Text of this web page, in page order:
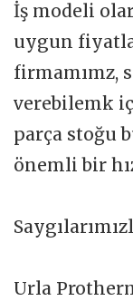
İş modeli
uygun
firmamımz,
verebilemk
parça stoğu
önemli bir
Urla